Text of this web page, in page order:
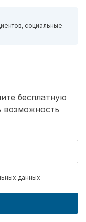
социальные
бесплатную
возможность
данных